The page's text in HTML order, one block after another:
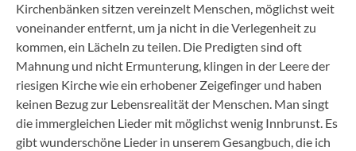
Kirchenbänken sitzen vereinzelt Menschen, möglichst weit
voneinander entfernt, um ja nicht in die Verlegenheit zu
kommen, ein Lächeln zu teilen. Die Predigten sind oft
Mahnung und nicht Ermunterung, klingen in der Leere der
riesigen Kirche wie ein erhobener Zeigefinger und haben
keinen Bezug zur Lebensrealität der Menschen. Man singt
die immergleichen Lieder mit möglichst wenig Innbrunst. Es
gibt wunderschöne Lieder in unserem Gesangbuch, die ich